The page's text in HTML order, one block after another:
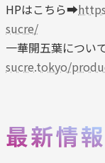
HPはこちら➡
sucre/
一華開五葉につい
sucre.tokyo/